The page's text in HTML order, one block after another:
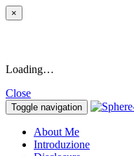
×
Loading…
Close
Toggle navigation
About Me
Introduzione